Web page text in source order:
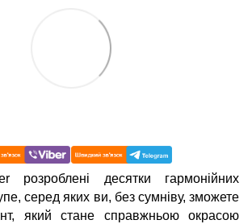
розроблені десятки гармонійних
серед яких ви, без сумніву, зможете
який стане справжньою окрасою